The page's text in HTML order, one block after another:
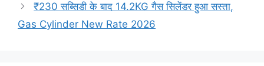
₹230 सब्सिडी के बाद 14.2KG गैस सिलेंडर हुआ सस्ता,
Gas Cylinder New Rate 2026